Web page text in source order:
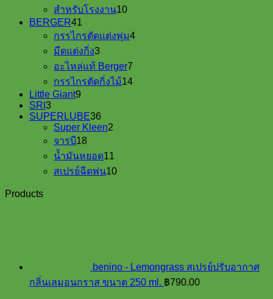
สำหรับโรงงาน1010
BERGER41
products
กรรไกรตัดแต่งพุ่ม4
มีดแต่งกิ่ง3
อะไหล่แท้ Berger7
กรรไกรตัดกิ่งไม้14
Little Giant9
SRI 33
products
SUPERLUBE3636
products
Super Kleen2
จารบี18
น้ำมันหยอด11
สเปรย์ฉีดพ่น1010
Products
benino - Lemongrass สเปรย์ปรับอากาศ
กลิ่นเลมอนกราส ขนาด 250 ml. ฿790.00